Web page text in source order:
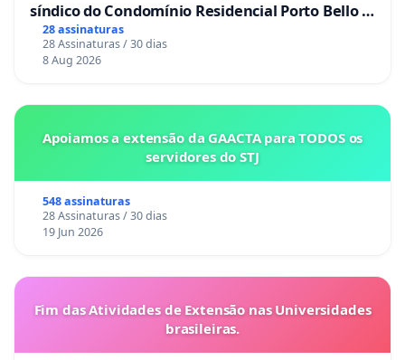
síndico do Condomínio Residencial Porto Bello -
La Casa
28 assinaturas
28 Assinaturas / 30 dias
8 Aug 2026
Apoiamos a extensão da GAACTA para TODOS os
servidores do STJ
548 assinaturas
28 Assinaturas / 30 dias
19 Jun 2026
Fim das Atividades de Extensão nas Universidades
brasileiras.